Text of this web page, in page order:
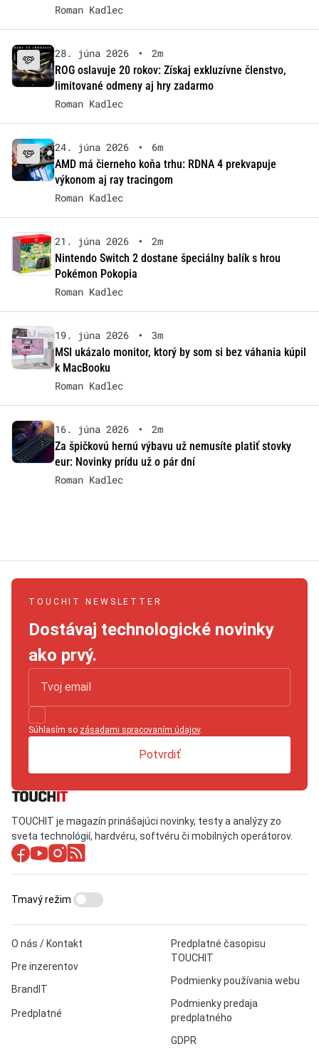
Roman Kadlec
28. júna 2026 •
2m
ROG oslavuje 20 rokov: Získaj exkluzívne členstvo,
limitované odmeny aj hry zadarmo
Roman Kadlec
24. júna 2026 •
6m
AMD má čierneho koňa trhu: RDNA 4 prekvapuje
výkonom aj ray tracingom
Roman Kadlec
21. júna 2026 •
2m
Nintendo Switch 2 dostane špeciálny balík s hrou
Pokémon Pokopia
Roman Kadlec
19. júna 2026 •
3m
MSI ukázalo monitor, ktorý by som si bez váhania kúpil
k MacBooku
Roman Kadlec
16. júna 2026 •
2m
Za špičkovú hernú výbavu už nemusíte platiť stovky
eur: Novinky prídu už o pár dní
Roman Kadlec
TOUCHIT NEWSLETTER
Dostávaj technologické novinky
ako prvý.
Súhlasím so zásadami spracovaním údajov.
Potvrdiť
TOUCHIT je magazín prinášajúci novinky, testy a analýzy zo
sveta technológií, hardvéru, softvéru či mobilných operátorov.
O nás / Kontakt
Pre inzerentov
BrandIT
Predplatné
Predplatné časopisu
TOUCHIT
Podmienky používania webu
Podmienky predaja
predplatného
GDPR
Tmavý režim